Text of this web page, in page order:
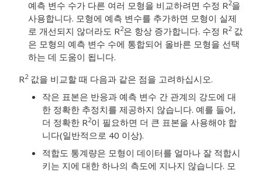
예측 변수 수가 다른 여러 모형을 비교하려면 수정 R2을
사용합니다. 모형에 예측 변수를 추가하면 모형이 실제
로 개선되지 않더라도 R2은 항상 증가합니다. 수정 R2값
은 모형의 예측 변수 수에 통합되어 올바른 모형을 선택
하는 데 도움이 됩니다.
R2값을 비교할 때 다음과 같은 점을 고려하십시오.
작은 표본은 반응과 예측 변수 간 관계의 강도에 대
한 정확한 추정치를 제공하지 않습니다. 예를 들어,
더 정확한 R2이 필요하면 더 큰 표본을 사용해야 합
니다(일반적으로 40 이상).
적합도 통계량은 모형이 데이터를 얼마나 잘 적합시
키는 지에 대한 하나의 측도에 지나지 않습니다. 모